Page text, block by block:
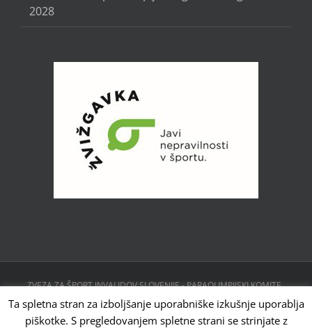
2028
ZVEZA ZA ŠPORT INVALIDOV SLOVENIJE - PARAOLIMPIJSKI KOMITE ,
CESTA 24. JUNIJA 23, 1231 LJUBLJANA, SLOVENIJA | Powered by
WordPress
Ta spletna stran za izboljšanje uporabniške izkušnje uporablja
piškotke. S pregledovanjem spletne strani se strinjate z